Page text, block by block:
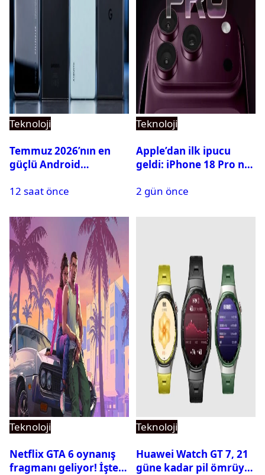
Teknoloji
Temmuz 2026’nın en
güçlü Android
12 saat önce
Teknoloji
Apple’dan ilk ipucu
geldi: iPhone 18 Pro ne
2 gün önce
Teknoloji
Netflix GTA 6 oynanış
fragmanı geliyor! İşte
Teknoloji
Huawei Watch GT 7, 21
güne kadar pil ömrüyle